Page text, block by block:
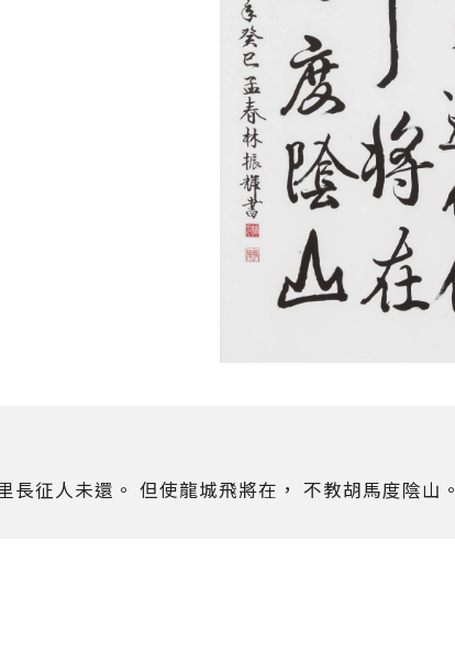
長征人未還。 但使龍城飛將在， 不教胡馬度陰山。